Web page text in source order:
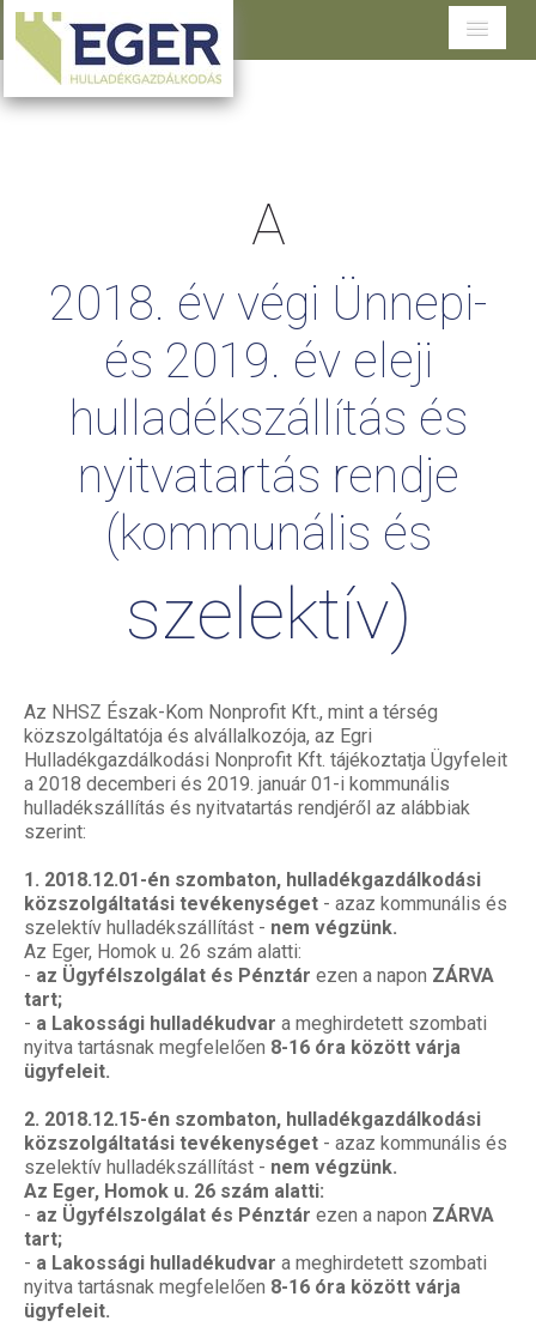
Ügyfélszolgálat
A
2018. év végi Ünnepi-
és 2019. év eleji
hulladékszállítás és
nyitvatartás rendje
(kommunális és
szelektív)
Az NHSZ Észak-Kom Nonprofit Kft., mint a térség
közszolgáltatója és alvállalkozója, az Egri
Hulladékgazdálkodási Nonprofit Kft. tájékoztatja Ügyfeleit
a 2018 decemberi és 2019. január 01-i kommunális
hulladékszállítás és nyitvatartás rendjéről az alábbiak
szerint:
1. 2018.12.01-én szombaton, hulladékgazdálkodási
közszolgáltatási tevékenységet - azaz kommunális és
szelektív hulladékszállítást - nem végzünk.
Az Eger, Homok u. 26 szám alatti:
- az Ügyfélszolgálat és Pénztár ezen a napon ZÁRVA
tart;
- a Lakossági hulladékudvar a meghirdetett szombati
nyitva tartásnak megfelelően 8-16 óra között várja
ügyfeleit.
2. 2018.12.15-én szombaton, hulladékgazdálkodási
közszolgáltatási tevékenységet - azaz kommunális és
szelektív hulladékszállítást - nem végzünk.
Az Eger, Homok u. 26 szám alatti:
- az Ügyfélszolgálat és Pénztár ezen a napon ZÁRVA
tart;
- a Lakossági hulladékudvar a meghirdetett szombati
nyitva tartásnak megfelelően 8-16 óra között várja
ügyfeleit.